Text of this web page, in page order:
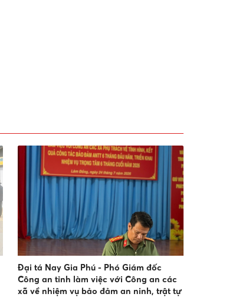
Đại tá Nay Gia Phú - Phó Giám đốc
Công an tỉnh làm việc với Công an các
xã về nhiệm vụ bảo đảm an ninh, trật tự